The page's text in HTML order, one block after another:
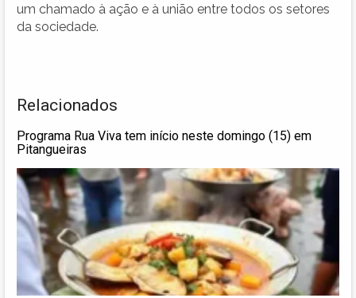
um chamado à ação e à união entre todos os setores
da sociedade.
Relacionados
Programa Rua Viva tem início neste domingo (15) em
Pitangueiras